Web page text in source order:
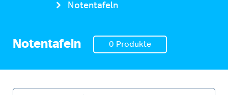
Notentafeln
Notentafeln 0 Produkte